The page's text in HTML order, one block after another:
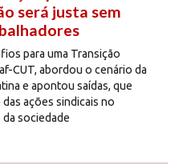
será justa sem
para uma Transição
CUT, abordou o cenário da
e apontou saídas, que
ações sindicais no
sociedade